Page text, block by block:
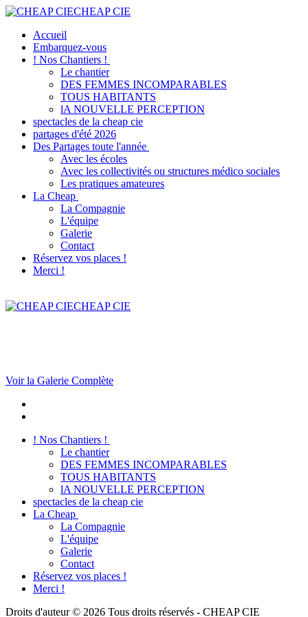
CHEAP CIE
Accueil
Embarquez-vous
! Nos Chantiers !
Le chantier
DES FEMMES INCOMPARABLES
TOUS HABITANTS
lA NOUVELLE PERCEPTION
spectacles de la cheap cie
partages d'été 2026
Des Partages toute l'année
Avec les écoles
Avec les collectivités ou structures médico sociales
Les pratiques amateures
La Cheap
La Compagnie
L'équipe
Galerie
Contact
Réservez vos places !
Merci !
CHEAP CIE
Voir la Galerie Complète
! Nos Chantiers !
Le chantier
DES FEMMES INCOMPARABLES
TOUS HABITANTS
lA NOUVELLE PERCEPTION
spectacles de la cheap cie
La Cheap
La Compagnie
L'équipe
Galerie
Contact
Réservez vos places !
Merci !
Droits d'auteur © 2026 Tous droits réservés - CHEAP CIE